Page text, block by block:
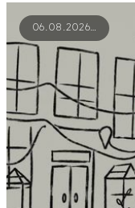
06.08.2026…